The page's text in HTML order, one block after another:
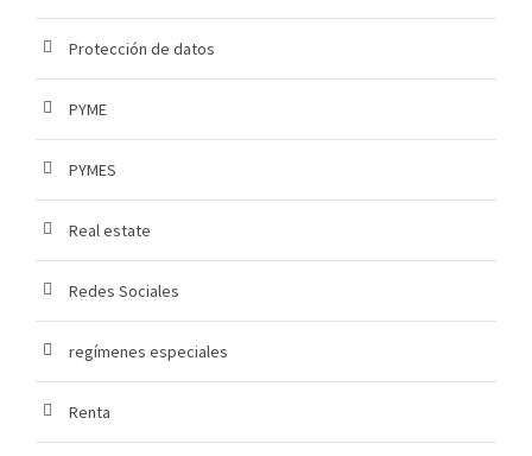
Protección de datos
PYME
PYMES
Real estate
Redes Sociales
regímenes especiales
Renta